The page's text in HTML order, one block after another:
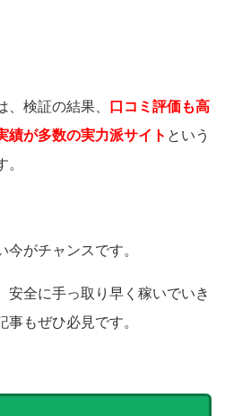
、検証の結果、
口コミ評価も高
績が多数の実力派サイト という
。
今がチャンスです。
安全に手っ取り早く稼いでいき
事もぜひ必見です。